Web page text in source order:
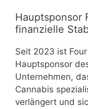
Hauptsponsor
finanzielle
Seit 2023 ist
Hauptsponsor
Unternehmen,
Cannabis
verlängert und